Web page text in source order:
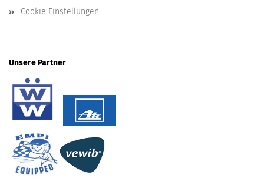
Cookie Einstellungen
Unsere Partner